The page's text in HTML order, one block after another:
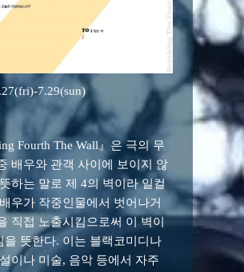
7.29(sun)
Fourth The Wall』은 극의 무
배우와 관객 사이에 보이지 않
하는 말로 제 4의 벽이라 일컬
우가 작중인물에서 벗어나거
직접 노출시킴으로써 이 벽이
을 뜻한다. 이는 블랙코미디나
이나 미술, 음악 등에서 자주